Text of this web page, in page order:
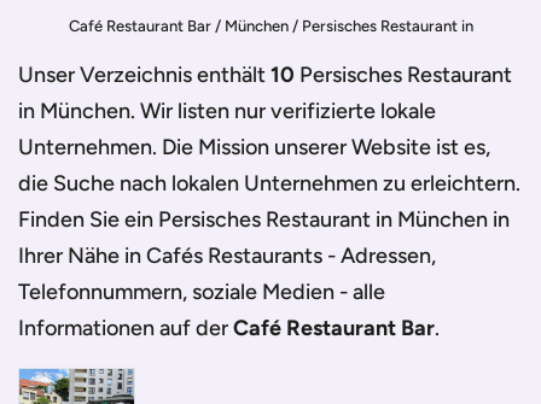
Café Restaurant Bar/ München/ Persisches Restaurant in
Unser Verzeichnis enthält10 Persisches Restaurant
in München. Wir listen nur verifizierte lokale
Unternehmen. Die Mission unserer Website ist es,
die Suche nach lokalen Unternehmen zu erleichtern.
Finden Sie ein Persisches Restaurant in München in
Ihrer Nähe in Cafés Restaurants - Adressen,
Telefonnummern, soziale Medien - alle
Informationen auf derCafé Restaurant Bar.